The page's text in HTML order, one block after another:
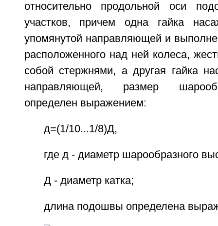
относительно продольной оси
участков, причем одна гайка
упомянутой направляющей и
расположенного над ней колеса,
собой стержнями, а другая гайка
направляющей, размер
определен выражением:
д=(1/10...1/8)Д,
где д - диаметр шарообразного
Д - диаметр катка;
длина подошвы определена